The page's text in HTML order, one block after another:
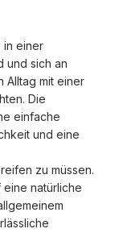
in einer
und sich an
Alltag mit einer
Die
einfache
und eine
zu müssen.
natürliche